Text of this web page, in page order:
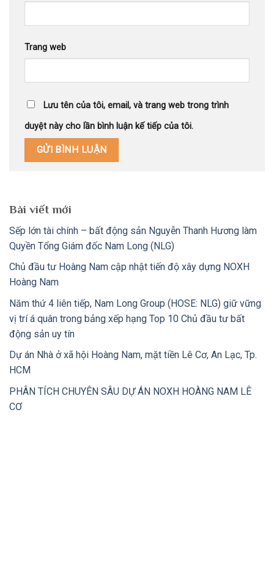
Trang web
Lưu tên của tôi, email, và trang web trong trình
duyệt này cho lần bình luận kế tiếp của tôi.
Bài viết mới
Sếp lớn tài chính – bất động sản Nguyễn Thanh Hương làm
Quyền Tổng Giám đốc Nam Long (NLG)
Chủ đầu tư Hoàng Nam cập nhật tiến độ xây dựng NOXH
Hoàng Nam
Năm thứ 4 liên tiếp, Nam Long Group (HOSE: NLG) giữ vững
vị trí á quân trong bảng xếp hạng Top 10 Chủ đầu tư bất
động sản uy tín
Dự án Nhà ở xã hội Hoàng Nam, mặt tiền Lê Cơ, An Lạc, Tp.
HCM
PHÂN TÍCH CHUYÊN SÂU DỰ ÁN NOXH HOÀNG NAM LÊ
CƠ